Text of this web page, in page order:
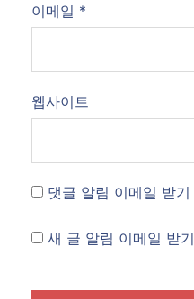
이메일 *
웹사이트
댓글 알림 이메일 받기
새 글 알림 이메일 받기